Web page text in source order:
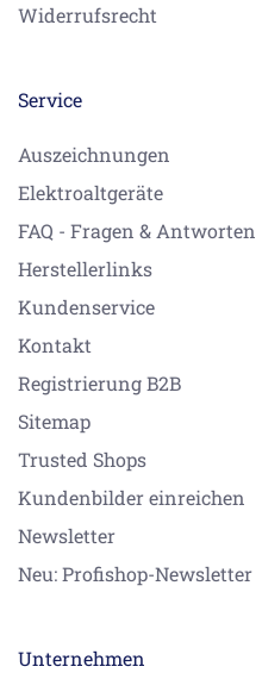
Widerrufsrecht
Service
Auszeichnungen
Elektroaltgeräte
FAQ - Fragen & Antworten
Herstellerlinks
Kundenservice
Kontakt
Registrierung B2B
Sitemap
Trusted Shops
Kundenbilder einreichen
Newsletter
Neu: Profishop-Newsletter
Unternehmen